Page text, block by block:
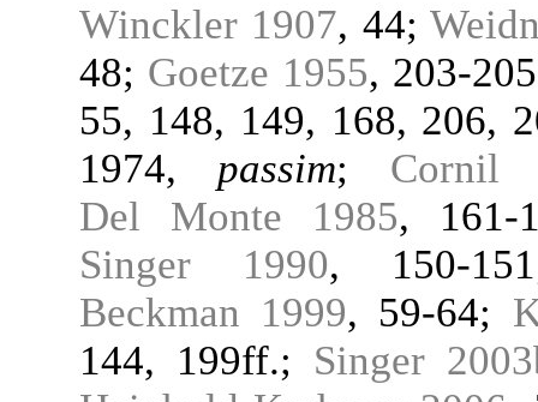
Winckler 1907, 44;
48; Goetze 1955, 203-
55, 148, 149, 168, 206,
1974, passim; Cornil
Del Monte 1985,
Singer 1990, 150-
Beckman 1999, 59-64;
144, 199ff.; Singer